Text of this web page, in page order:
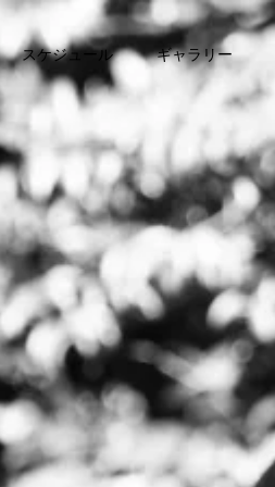
スケジュール ギャラリー